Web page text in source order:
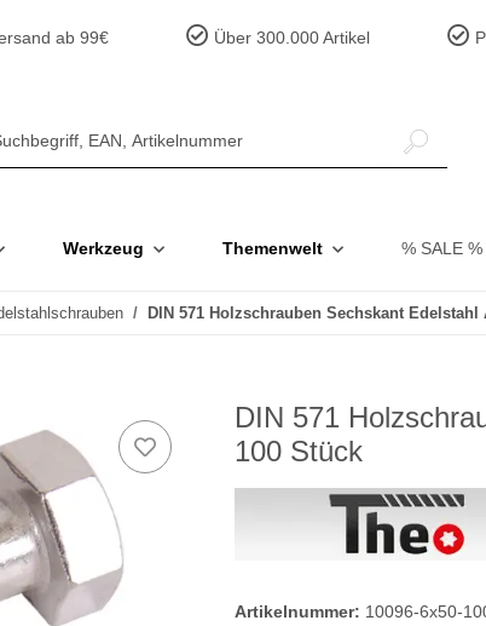
ab 99€ Über 300.000 Artikel
Werkzeug Themenwelt % SALE %
DIN 571 Holzschrauben Sechskant Edelstahl
DIN 571
100 Stück
Artikelnummer: 10096-6x50-